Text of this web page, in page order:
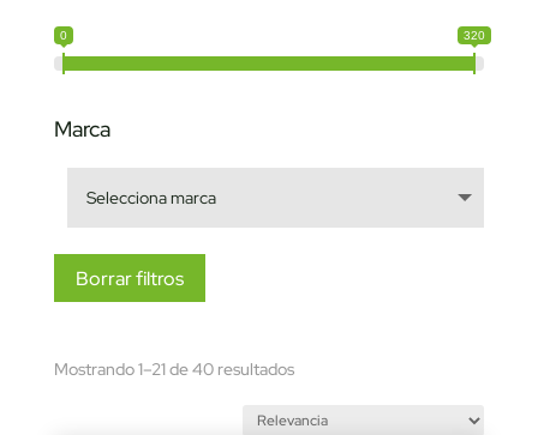
0 320
Marca
Borrar filtros
Mostrando 1–21 de 40 resultadosSorted